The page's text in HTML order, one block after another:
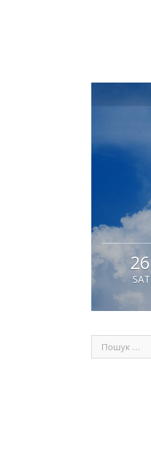
26
SAT